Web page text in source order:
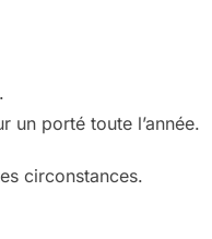
un porté toute l’année.
circonstances.